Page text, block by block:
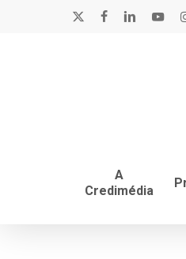
A
Credimédia